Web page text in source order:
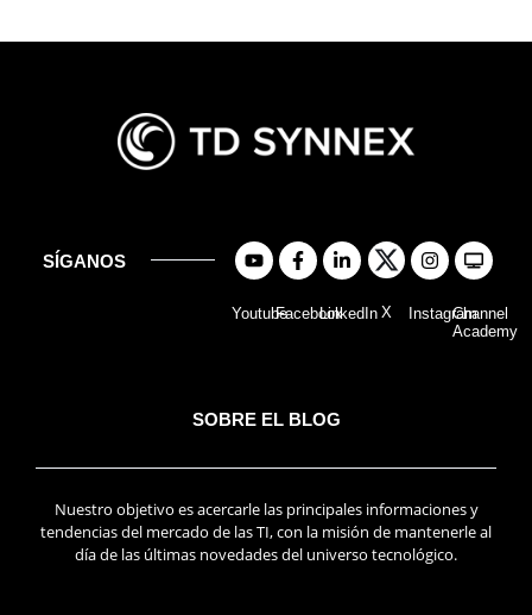
SÍGANOS
YoutubeFacebookLinkedIn X InstagramChannel
Academy
SOBRE EL BLOG
Nuestro objetivo es acercarle las principales informaciones y
tendencias del mercado de las TI, con la misión de mantenerle al
día de las últimas novedades del universo tecnológico.